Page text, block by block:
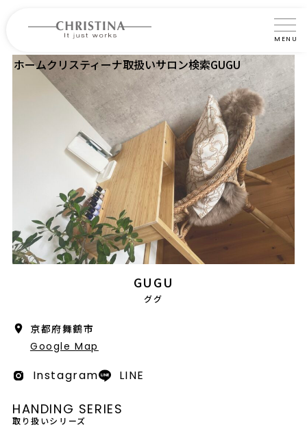
MENU
クリスティーナについて
製品について
サロントリートメント
サロン検索
よくあるご質問
認定インストラクター・トレーナー紹介
採用情報
製品導入について
お問い合わせ
ホームクリスティーナ取扱いサロン検索GUGU
GUGU
ググ
京都府舞鶴市
Google Map
Instagram LINE
HANDING SERIES
取り扱いシリーズ